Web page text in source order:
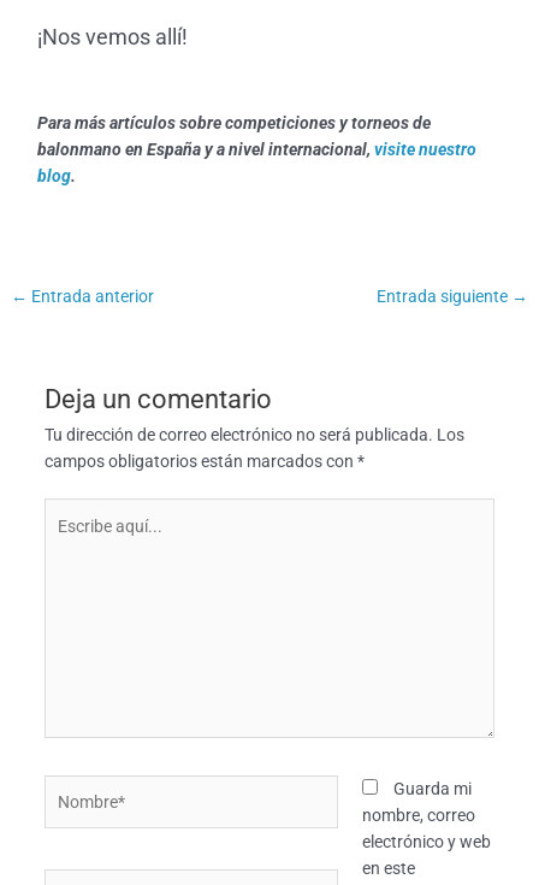
¡Nos vemos allí!
Para más artículos sobre competiciones y torneos de
balonmano en España y a nivel internacional,visite nuestro
blog.
← Entrada anterior Entrada siguiente →
Deja un comentario
Tu dirección de correo electrónico no será publicada. Los
campos obligatorios están marcados con *
aquí...
Guarda mi
nombre, correo
electrónico y web
en este